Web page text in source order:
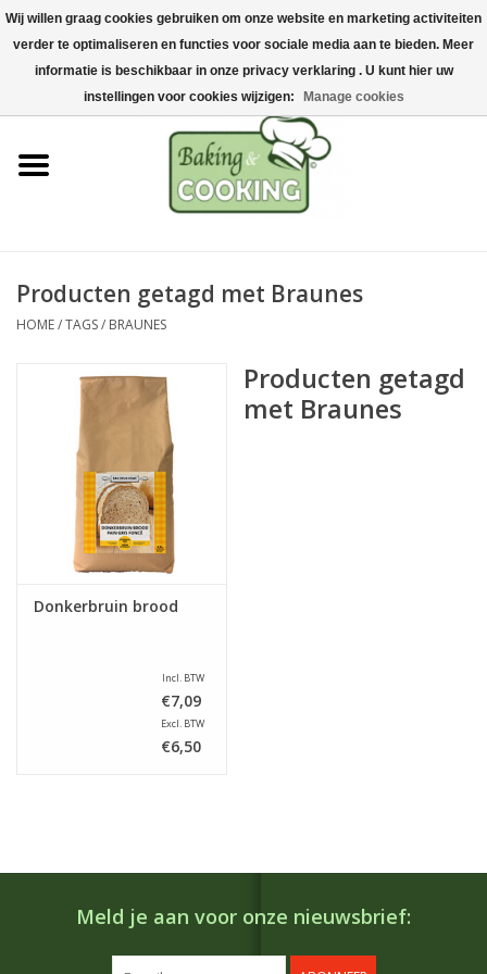
Home
Bak-& kookgerei
Machines & onderdelen
Chocolade & ijsbereiding
Hygiëne & opslag
Grondstoffen & Presentatie
Producten getagd met Braunes
HOME/TAGS/ BRAUNES
Donkerbruin brood
Incl. BTW
€7,09
Excl. BTW
€6,50
Producten getagd
met Braunes
Meld je aan voor onze nieuwsbrief:
Wij willen graag cookies gebruiken om onze website en marketing activiteiten
verder te optimaliseren en functies voor sociale media aan te bieden. Meer
informatie is beschikbaar in onze privacy verklaring . U kunt hier uw
instellingen voor cookies wijzigen:
Manage cookies